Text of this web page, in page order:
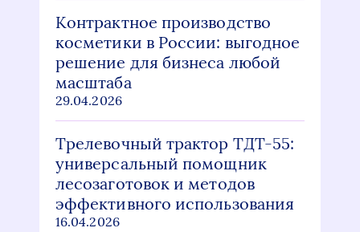
Контрактное производство
косметики в России: выгодное
решение для бизнеса любой
масштаба
29.04.2026
Трелевочный трактор ТДТ-55:
универсальный помощник
лесозаготовок и методов
эффективного использования
16.04.2026